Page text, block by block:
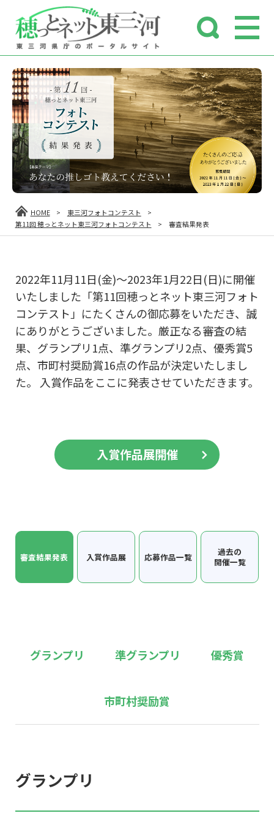
HOME > 東三河フォトコンテスト
>
第11回 穂っとネット東三河フォトコンテスト
> 審査結果発表
2022年11月11日(金)～2023年1月22日(日)に開催
いたしました「第11回穂っとネット東三河フォト
コンテスト」にたくさんの御応募をいただき、誠
にありがとうございました。厳正なる審査の結
果、グランプリ1点、準グランプリ2点、優秀賞5
点、市町村奨励賞16点の作品が決定いたしまし
た。 入賞作品をここに発表させていただきます。
入賞作品展開催
審査結果発表 入賞作品展 応募作品一覧
過去の
開催一覧
グランプリ 準グランプリ 優秀賞
市町村奨励賞
グランプリ